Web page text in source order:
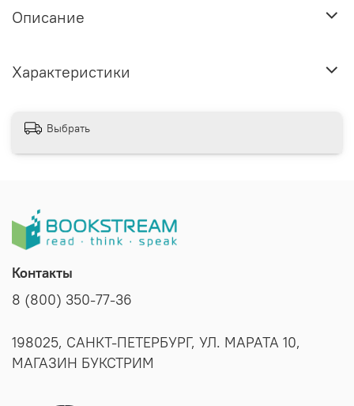
Описание
Характеристики
Выбрать
Контакты
8 (800) 350-77-36
198025, САНКТ-ПЕТЕРБУРГ, УЛ. МАРАТА 10,
МАГАЗИН БУКСТРИМ